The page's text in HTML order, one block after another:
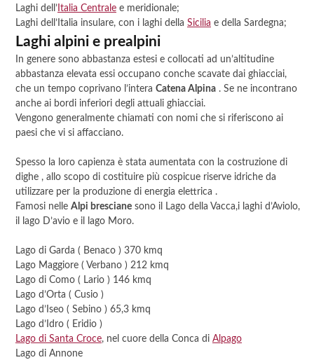
Laghi dell’ Italia Centrale e meridionale;
Laghi dell’Italia insulare, con i laghi della Sicilia e della Sardegna;
Laghi alpini e prealpini
In genere sono abbastanza estesi e collocati ad un’altitudine
abbastanza elevata essi occupano conche scavate dai ghiacciai,
che un tempo coprivano l’intera Catena Alpina . Se ne incontrano
anche ai bordi inferiori degli attuali ghiacciai.
Vengono generalmente chiamati con nomi che si riferiscono ai
paesi che vi si affacciano.
Spesso la loro capienza è stata aumentata con la costruzione di
dighe , allo scopo di costituire più cospicue riserve idriche da
utilizzare per la produzione di energia elettrica .
Famosi nelle Alpi bresciane sono il Lago della Vacca,i laghi d’Aviolo,
il lago D’avio e il lago Moro.
Lago di Garda ( Benaco ) 370 kmq
Lago Maggiore ( Verbano ) 212 kmq
Lago di Como ( Lario ) 146 kmq
Lago d’Orta ( Cusio )
Lago d’Iseo ( Sebino ) 65,3 kmq
Lago d’Idro ( Eridio )
Lago di Santa Croce, nel cuore della Conca di Alpago
Lago di Annone